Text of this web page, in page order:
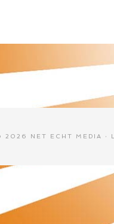
2026 NET ECHT MEDIA ·